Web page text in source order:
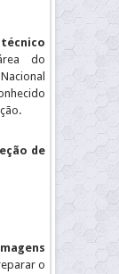
do
de
o